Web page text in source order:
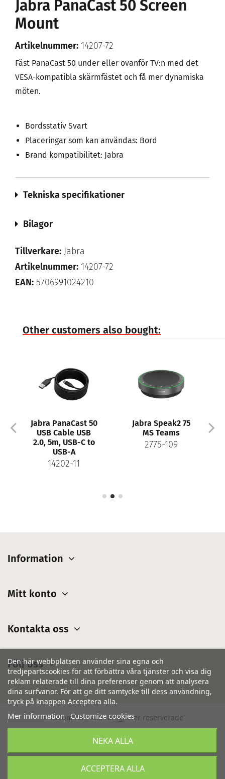
Jabra PanaCast 50 Screen
Mount
Artikelnummer: 14207-72
Fäst PanaCast 50 under eller ovanför TV:n med det
VESA-kompatibla skärmfästet och få mer dynamiska
möten.
Bordsstativ Svart
Placeringar som kan användas: Bord
Brand kompatibilitet: Jabra
Tekniska specifikationer
Bilagor
Tillverkare: Jabra
Artikelnummer: 14207-72
EAN: 5706991024210
Other customers also bought:
Jabra PanaCast 50
USB Cable USB
2.0, 5m, USB-C to
USB-A
14202-11
Jabra Speak2 75
MS Teams
2775-109
Information
Mitt konto
Kontakta oss
Den här webbplatsen använder sina egna och
tredjepartscookies för att förbättra våra tjänster och visa dig
reklam relaterade till dina preferenser genom att analysera
dina surfvanor. För att ge ditt samtycke till dess användning,
tryck på knappen Acceptera alla.
Mer information Customize cookies
NEKA ALLA
ACCEPTERA ALLA
Följ oss
© IsiCom AB - Alla rättigheter reserverade